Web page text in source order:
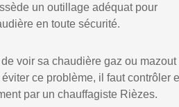
un outillage adéquat pour
en toute sécurité.
voir sa chaudière gaz ou mazout
ce problème, il faut contrôler
par un chauffagiste Rièzes.